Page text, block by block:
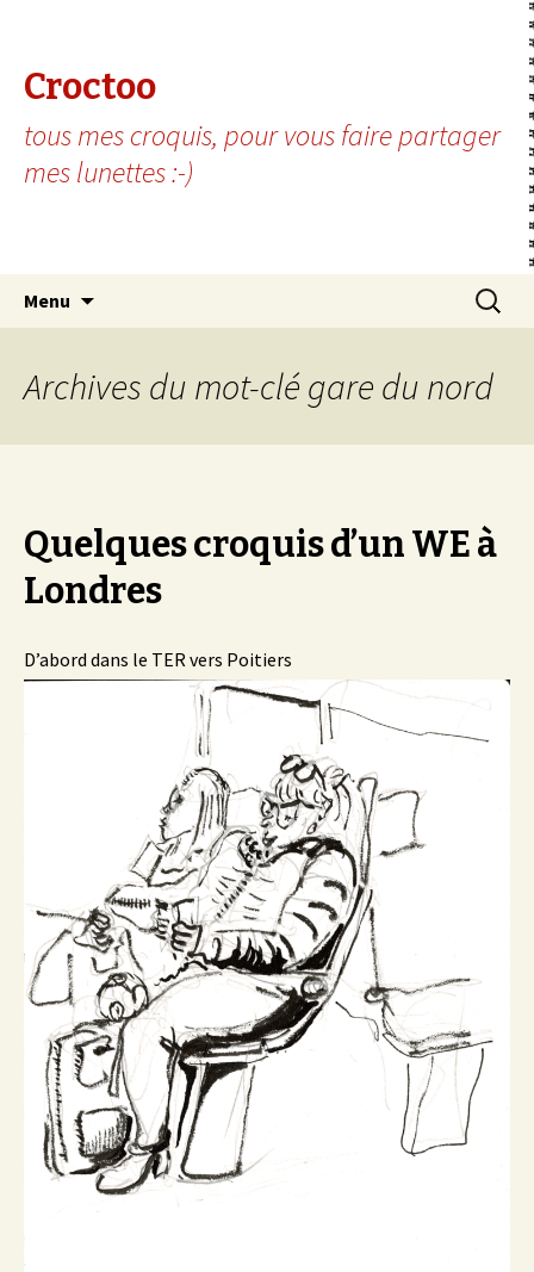
Croctoo
tous mes croquis, pour vous faire partager
mes lunettes :-)
Menu
Archives du mot-clé gare du nord
Quelques croquis d’un WE à
Londres
D’abord dans le TER vers Poitiers